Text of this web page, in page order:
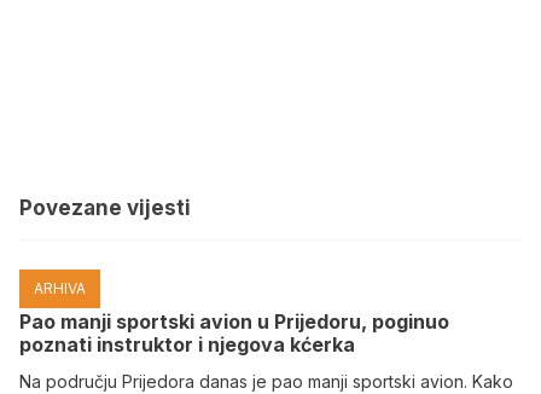
Povezane vijesti
ARHIVA
Pao manji sportski avion u Prijedoru, poginuo
poznati instruktor i njegova kćerka
Na području Prijedora danas je pao manji sportski avion. Kako